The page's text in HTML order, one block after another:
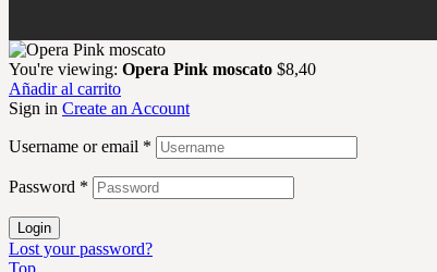
You're viewing: Opera Pink moscato $8,40
Añadir al carrito
Sign in Create an Account
Username or email *
Password *
Login
Lost your password?
Top